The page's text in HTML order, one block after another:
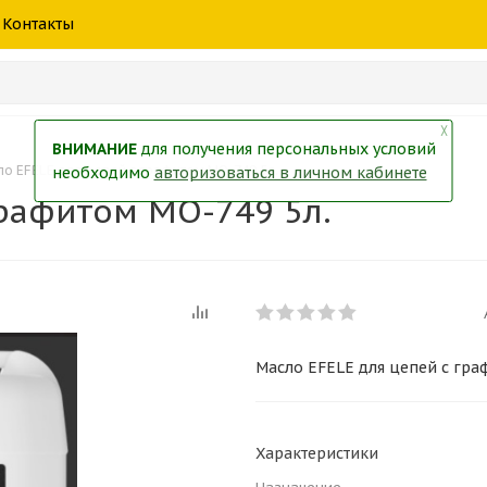
Контакты
EFELE для цепей с графитом MO-749 5л.
MO-749 5л.
Масло EFELE для цепей с
Характеристики
╳
ВНИМАНИЕдля получения персональных условий
необходимо авторизоваться в личном кабинете